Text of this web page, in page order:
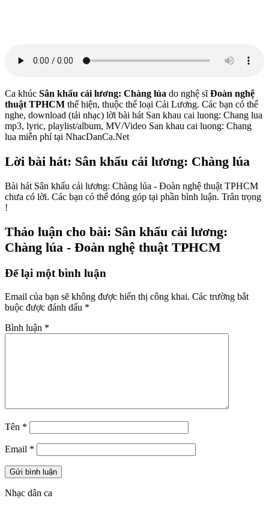
Ca khúc Sân khấu cải lương: Chàng lúa do nghệ sĩĐoàn nghệ
thuật TPHCM thể hiện, thuộc thể loại Cải Lương. Các bạn có thể
nghe, download (tải nhạc) lời bài hát San khau cai luong: Chang lua
mp3, lyric, playlist/album, MV/Video San khau cai luong: Chang
lua miễn phí tại NhacDanCa.Net
Lời bài hát: Sân khấu cải lương: Chàng lúa
Bài hát Sân khấu cải lương: Chàng lúa - Đoàn nghệ thuật TPHCM
chưa có lời. Các bạn có thể đóng góp tại phần bình luận. Trân trọng
!
Thảo luận cho bài: Sân khấu cải lương:
Chàng lúa - Đoàn nghệ thuật TPHCM
Để lại một bình luận
Email của bạn sẽ không được hiển thị công khai. Các trường bắt
buộc được đánh dấu *
Bình luận *
Tên *
Email *
Nhạc dân ca